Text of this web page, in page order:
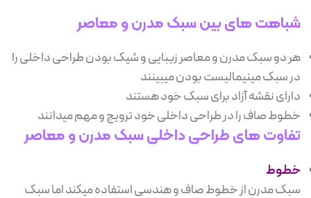
شباهت های بین سبک مدرن و معاصر
هر دو سبک مدرن و معاصر زیبایی و شیک بودن طراحی داخلی را
در سبک مینیمالیست بودن میبینند
دارای نقشه آزاد برای سبک خود هستند
خطوط صاف را در طراحی داخلی خود ترویج و مهم میدانند
تفاوت های طراحی داخلی سبک مدرن و معاصر
خطوط
سبک مدرن از خطوط صاف و هندسی استفاده میکند اما سبک